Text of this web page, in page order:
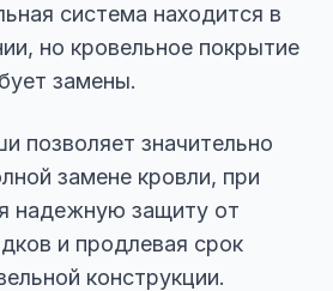
система находится в
но кровельное покрытие
замены.
позволяет значительно
замене кровли, при
надежную защиту от
и продлевая срок
конструкции.